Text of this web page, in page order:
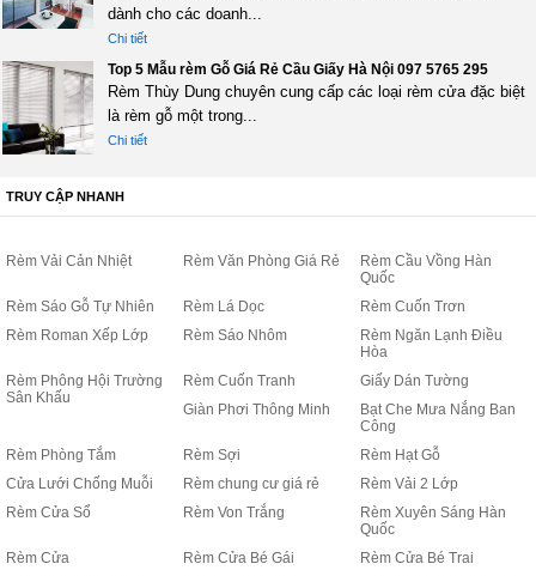
dành cho các doanh...
Chi tiết
Top 5 Mẫu rèm Gỗ Giá Rẻ Cầu Giấy Hà Nội 097 5765 295
Rèm Thùy Dung chuyên cung cấp các loại rèm cửa đặc biệt
là rèm gỗ một trong...
Chi tiết
TRUY CẬP NHANH
Rèm Vải Cản Nhiệt Rèm Văn Phòng Giá Rẻ
Rèm Cầu Vồng Hàn
Quốc
Rèm Sáo Gỗ Tự Nhiên
Rèm Lá Dọc
Rèm Cuốn Trơn
Rèm Roman Xếp Lớp
Rèm Sáo Nhôm
Rèm Ngăn Lạnh Điều
Hòa
Rèm Phông Hội Trường
Sân Khấu
Rèm Cuốn Tranh
Giấy Dán Tường
Giàn Phơi Thông Minh
Bạt Che Mưa Nắng Ban
Công
Rèm Phòng Tắm
Rèm Sợi
Rèm Hạt Gỗ
Cửa Lưới Chống Muỗi
Rèm chung cư giá rẻ
Rèm Vải 2 Lớp
Rèm Cửa Sổ
Rèm Von Trắng
Rèm Xuyên Sáng Hàn
Quốc
Rèm Cửa
Rèm Cửa Bé Gái
Rèm Cửa Bé Trai